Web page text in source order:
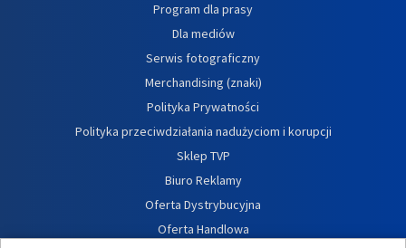
Program dla prasy
Dla mediów
Serwis fotograficzny
Merchandising (znaki)
Polityka Prywatności
Polityka przeciwdziałania nadużyciom i korupcji
Sklep TVP
Biuro Reklamy
Oferta Dystrybucyjna
Oferta Handlowa